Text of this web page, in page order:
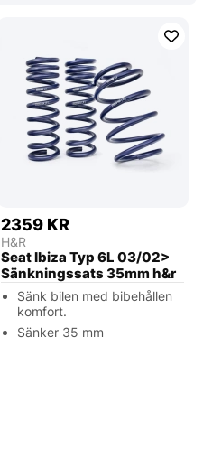
2359 KR
H&R
Seat Ibiza Typ 6L 03/02>
Sänkningssats 35mm h&r
Sänk bilen med bibehållen
komfort.
Sänker 35 mm